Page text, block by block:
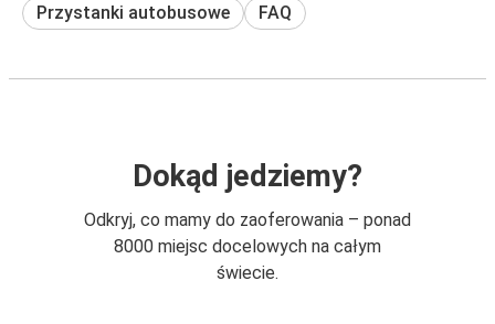
Przystanki autobusowe FAQ
Dokąd jedziemy?
Odkryj, co mamy do zaoferowania – ponad
8000 miejsc docelowych na całym
świecie.